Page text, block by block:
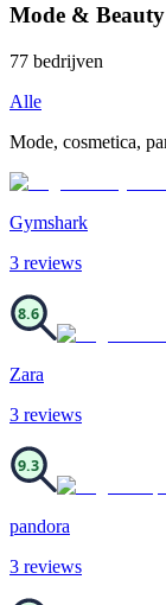
Mode & Beauty
77 bedrijven
Alle
Mode, cosmetica,
Gymshark
3 reviews
8.6
Zara
3 reviews
9.3
pandora
3 reviews